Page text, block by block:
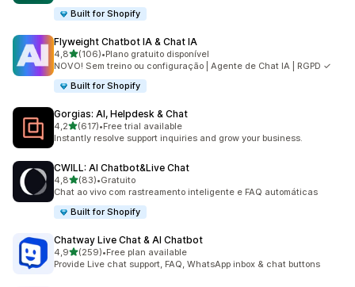
Built for Shopify
Flyweight Chatbot IA & Chat IA
4,8de 5 estrelas
(106)
106 total de avaliações
•Plano gratuito disponível
NOVO! Sem treino ou configuração | Agente de Chat IA | RGPD ✓
Built for Shopify
Gorgias: AI, Helpdesk & Chat
4,2de 5 estrelas
(617)
617 total de avaliações
•Free trial available
Instantly resolve support inquiries and grow your business.
CWILL: AI Chatbot&Live Chat
4,8de 5 estrelas
(83)
83 total de avaliações
•Gratuito
Chat ao vivo com rastreamento inteligente e FAQ automáticas
Built for Shopify
Chatway Live Chat & AI Chatbot
4,9de 5 estrelas
(259)
259 total de avaliações
•Free plan available
Provide Live chat support, FAQ, WhatsApp inbox & chat buttons